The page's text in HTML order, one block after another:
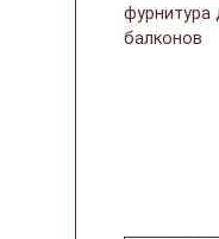
фурнитура
балконов